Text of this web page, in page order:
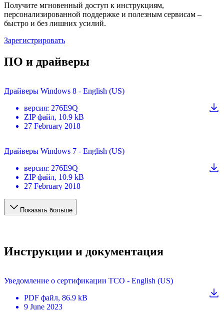
Получите мгновенный доступ к инструкциям,
персонализированной поддержке и полезным сервисам –
быстро и без лишних усилий.
Зарегистрировать
ПО и драйверы
Драйверы Windows 8 - English (US)
версия: 276E9Q
ZIP файл, 10.9 kB
27 February 2018
Драйверы Windows 7 - English (US)
версия: 276E9Q
ZIP файл, 10.9 kB
27 February 2018
Показать больше
Инструкции и документация
Уведомление о сертификации TCO - English (US)
PDF файл, 86.9 kB
9 June 2023